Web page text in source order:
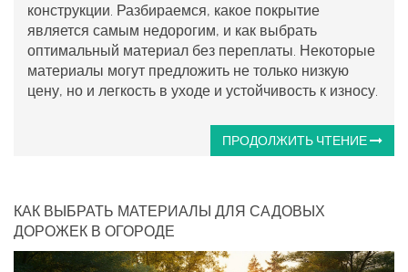
конструкции. Разбираемся, какое покрытие
является самым недорогим, и как выбрать
оптимальный материал без переплаты. Некоторые
материалы могут предложить не только низкую
цену, но и легкость в уходе и устойчивость к износу.
ПРОДОЛЖИТЬ ЧТЕНИЕ
КАК ВЫБРАТЬ МАТЕРИАЛЫ ДЛЯ САДОВЫХ
ДОРОЖЕК В ОГОРОДЕ